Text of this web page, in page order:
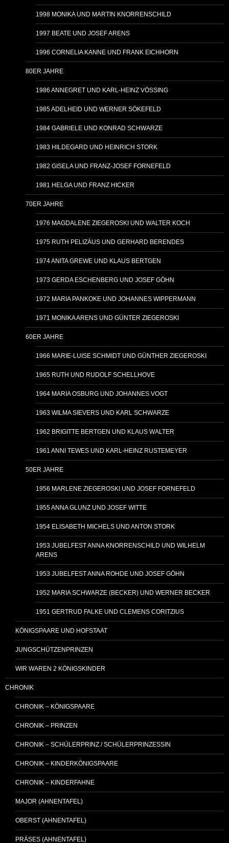
1998 MONIKA UND MARTIN KNORRENSCHILD
1997 BEATE UND JOSEF ARENS
1996 CORNELIA KANNE UND FRANK EICHHORN
80ER JAHRE
1986 ANNEGRET UND KARL-HEINZ VÖSSING
1985 ADELHEID UND WERNER SÖKEFELD
1984 GABRIELE UND KONRAD SCHWARZE
1983 HILDEGARD UND HEINRICH STORK
1982 GISELA UND FRANZ-JOSEF FORNEFELD
1981 HELGA UND FRANZ HICKER
70ER JAHRE
1976 MAGDALENE ZIEGEROSKI UND WALTER KOCH
1975 RUTH PELIZÄUS UND GERHARD BERENDES
1974 ANITA GREWE UND KLAUS BERTGEN
1973 GERDA ESCHENBERG UND JOSEF GÖHN
1972 MARIA PANKOKE UND JOHANNES WIPPERMANN
1971 MONIKA ARENS UND GÜNTER ZIEGEROSKI
60ER JAHRE
1966 MARIE-LUISE SCHMIDT UND GÜNTHER ZIEGEROSKI
1965 RUTH UND RUDOLF SCHELLHOVE
1964 MARIA OSBURG UND JOHANNES VOGT
1963 WILMA SIEVERS UND KARL SCHWARZE
1962 BRIGITTE BERTGEN UND KLAUS WALTER
1961 ANNI TEWES UND KARL-HEINZ RUSTEMEYER
50ER JAHRE
1956 MARLENE ZIEGEROSKI UND JOSEF FORNEFELD
1955 ANNA GLUNZ UND JOSEF WITTE
1954 ELISABETH MICHELS UND ANTON STORK
1953 JUBELFEST ANNA KNORRENSCHILD UND WILHELM
ARENS
1953 JUBELFEST ANNA ROHDE UND JOSEF GÖHN
1952 MARIA SCHWARZE (BECKER) UND WERNER BECKER
1951 GERTRUD FALKE UND CLEMENS CORITZIUS
KÖNIGSPAARE UND HOFSTAAT
JUNGSCHÜTZENPRINZEN
WIR WAREN 2 KÖNIGSKINDER
CHRONIK
CHRONIK – KÖNIGSPAARE
CHRONIK – PRINZEN
CHRONIK – SCHÜLERPRINZ / SCHÜLERPRINZESSIN
CHRONIK – KINDERKÖNIGSPAARE
CHRONIK – KINDERFAHNE
MAJOR (AHNENTAFEL)
OBERST (AHNENTAFEL)
PRÄSES (AHNENTAFEL)